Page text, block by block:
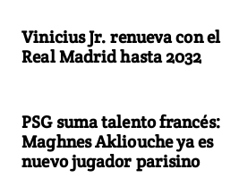
Vinicius Jr. renueva con el
Real Madrid hasta 2032
PSG suma talento francés:
Maghnes Akliouche ya es
nuevo jugador parisino